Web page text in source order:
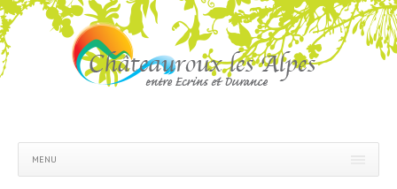
MENU